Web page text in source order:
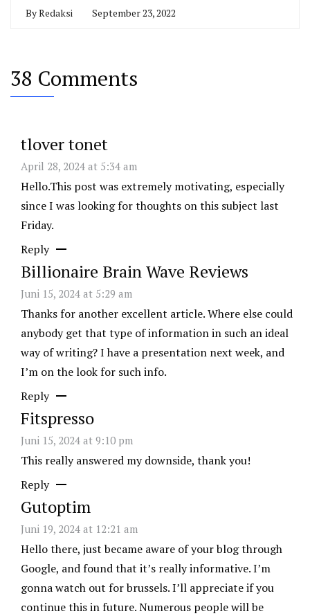
ByRedaksi September 23, 2022
38 Comments
tlover tonet
April 28, 2024 at 5:34 am
Hello.This post was extremely motivating, especially
since I was looking for thoughts on this subject last
Friday.
Reply
Billionaire Brain Wave Reviews
Juni 15, 2024 at 5:29 am
Thanks for another excellent article. Where else could
anybody get that type of information in such an ideal
way of writing? I have a presentation next week, and
I’m on the look for such info.
Reply
Fitspresso
Juni 15, 2024 at 9:10 pm
This really answered my downside, thank you!
Reply
Gutoptim
Juni 19, 2024 at 12:21 am
Hello there, just became aware of your blog through
Google, and found that it’s really informative. I’m
gonna watch out for brussels. I’ll appreciate if you
continue this in future. Numerous people will be